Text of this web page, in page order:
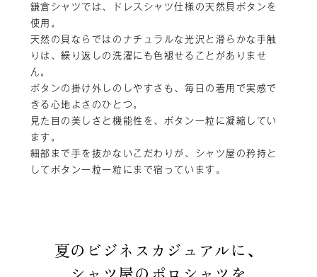
鎌倉シャツでは、ドレスシャツ仕様の天然貝ボタンを
使用。
天然の貝ならではのナチュラルな光沢と滑らかな手触
りは、繰り返しの洗濯にも色褪せることがありませ
ん。
ボタンの掛け外しのしやすさも、毎日の着用で実感で
きる心地よさのひとつ。
見た目の美しさと機能性を、ボタン一粒に凝縮してい
ます。
細部まで手を抜かないこだわりが、シャツ屋の矜持と
してボタン一粒一粒にまで宿っています。
夏のビジネスカジュアルに、